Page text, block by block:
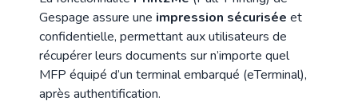
Gespage assure une impression sécuriséeet
confidentielle, permettant aux utilisateurs de
récupérer leurs documents sur n’importe quel
MFP équipé d’un terminal embarqué (eTerminal),
après authentification.